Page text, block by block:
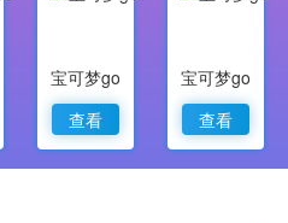
宝可梦go
查看
宝可梦go
查看